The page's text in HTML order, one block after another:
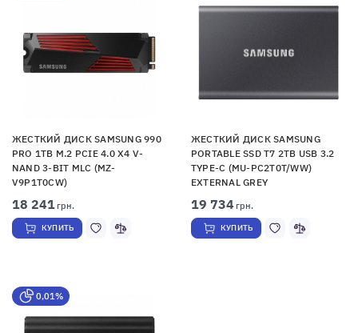
ЖЕСТКИЙ ДИСК SAMSUNG 990
PRO 1TB M.2 PCIE 4.0 X4 V-
NAND 3-BIT MLC (MZ-
V9P1T0CW)
18 241грн.
КУПИТЬ
ЖЕСТКИЙ ДИСК SAMSUNG
PORTABLE SSD T7 2TB USB 3.2
TYPE-C (MU-PC2T0T/WW)
EXTERNAL GREY
19 734 грн.
КУПИТЬ
0,01%